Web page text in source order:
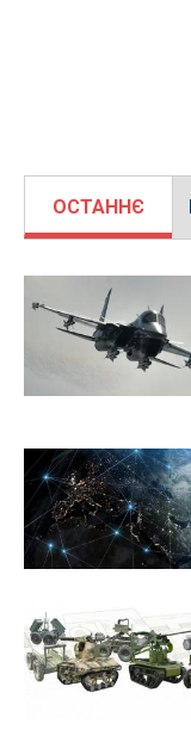
ОСТАННЄ